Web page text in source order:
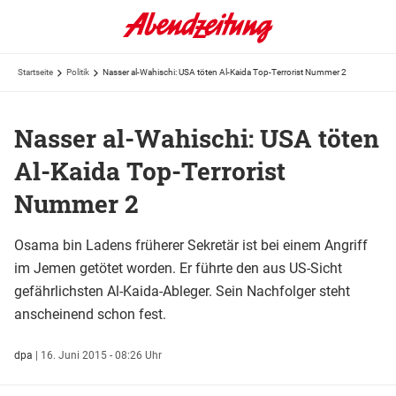
Startseite Politik Nasser al-Wahischi: USA töten Al-Kaida Top-Terrorist Nummer 2
Nasser al-Wahischi: USA töten
Al-Kaida Top-Terrorist
Nummer 2
Osama bin Ladens früherer Sekretär ist bei einem Angriff
im Jemen getötet worden. Er führte den aus US-Sicht
gefährlichsten Al-Kaida-Ableger. Sein Nachfolger steht
anscheinend schon fest.
dpa | 16. Juni 2015 - 08:26 Uhr